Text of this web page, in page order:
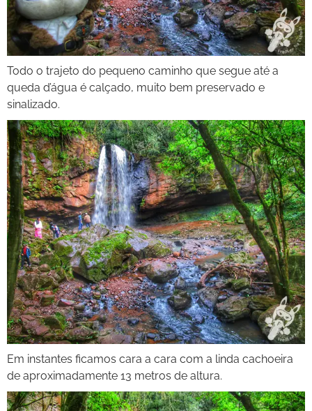
Todo o trajeto do pequeno caminho que segue até a
queda d’água é calçado, muito bem preservado e
sinalizado.
Em instantes ficamos cara a cara com a linda cachoeira
de aproximadamente 13 metros de altura.